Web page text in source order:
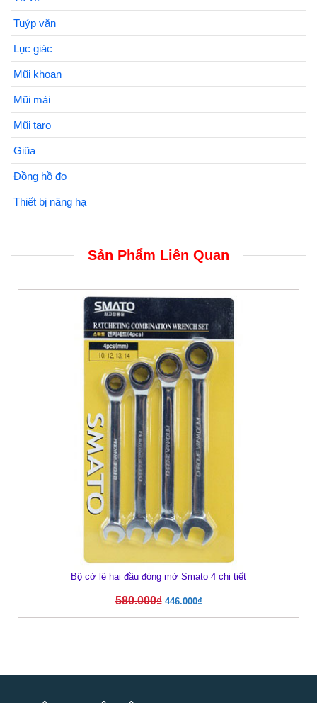
Tuýp vặn
Lục giác
Mũi khoan
Mũi mài
Mũi taro
Giũa
Đồng hồ đo
Thiết bị nâng hạ
Sản Phẩm Liên Quan
Bộ cờ lê hai đầu đóng mở Smato 4 chi tiết
580.000₫ 446.000₫